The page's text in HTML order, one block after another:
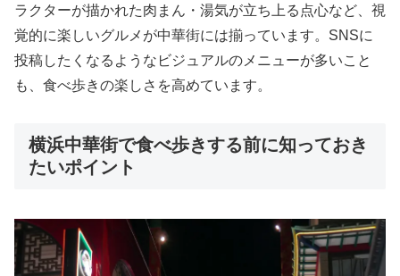
ラクターが描かれた肉まん・湯気が立ち上る点心など、視
覚的に楽しいグルメが中華街には揃っています。SNSに
投稿したくなるようなビジュアルのメニューが多いこと
も、食べ歩きの楽しさを高めています。
横浜中華街で食べ歩きする前に知っておき
たいポイント